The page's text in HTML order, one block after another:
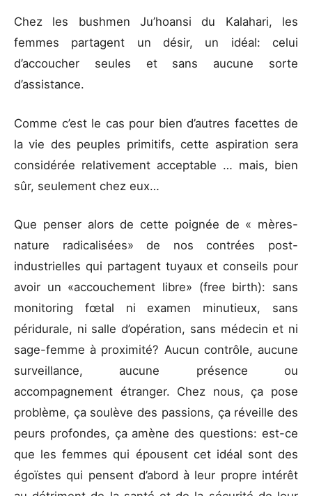
Chez les bushmen Ju’hoansi du Kalahari, les
femmes partagent un désir, un idéal: celui
d’accoucher seules et sans aucune sorte
d’assistance.
Comme c’est le cas pour bien d’autres facettes de
la vie des peuples primitifs, cette aspiration sera
considérée relativement acceptable … mais, bien
sûr, seulement chez eux…
Que penser alors de cette poignée de « mères-
nature radicalisées» de nos contrées post-
industrielles qui partagent tuyaux et conseils pour
avoir un «accouchement libre» (free birth): sans
monitoring fœtal ni examen minutieux, sans
péridurale, ni salle d’opération, sans médecin et ni
sage-femme à proximité? Aucun contrôle, aucune
surveillance, aucune présence ou
accompagnement étranger. Chez nous, ça pose
problème, ça soulève des passions, ça réveille des
peurs profondes, ça amène des questions: est-ce
que les femmes qui épousent cet idéal sont des
égoïstes qui pensent d’abord à leur propre intérêt